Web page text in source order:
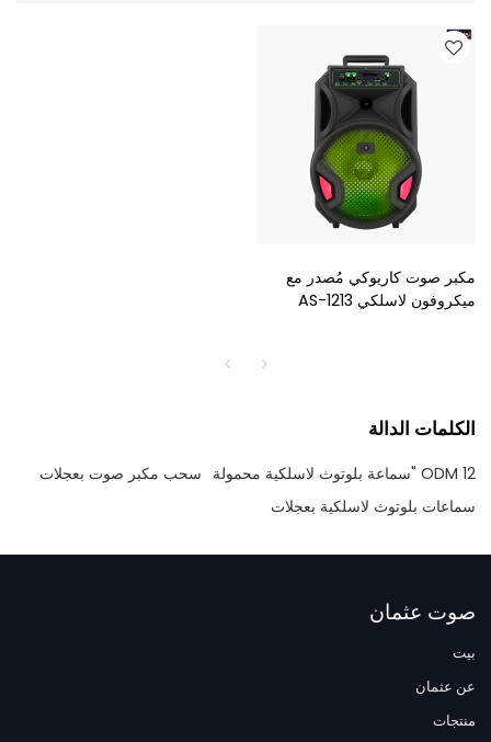
مكبر صوت كاريوكي مُصدر مع
ميكروفون لاسلكي AS-1213
الكلمات الدالة
ODM 12 "سماعة بلوتوث لاسلكية محمولة
سحب مكبر صوت بعجلات
سماعات بلوتوث لاسلكية بعجلات
صوت عثمان
بيت
عن عثمان
منتجات